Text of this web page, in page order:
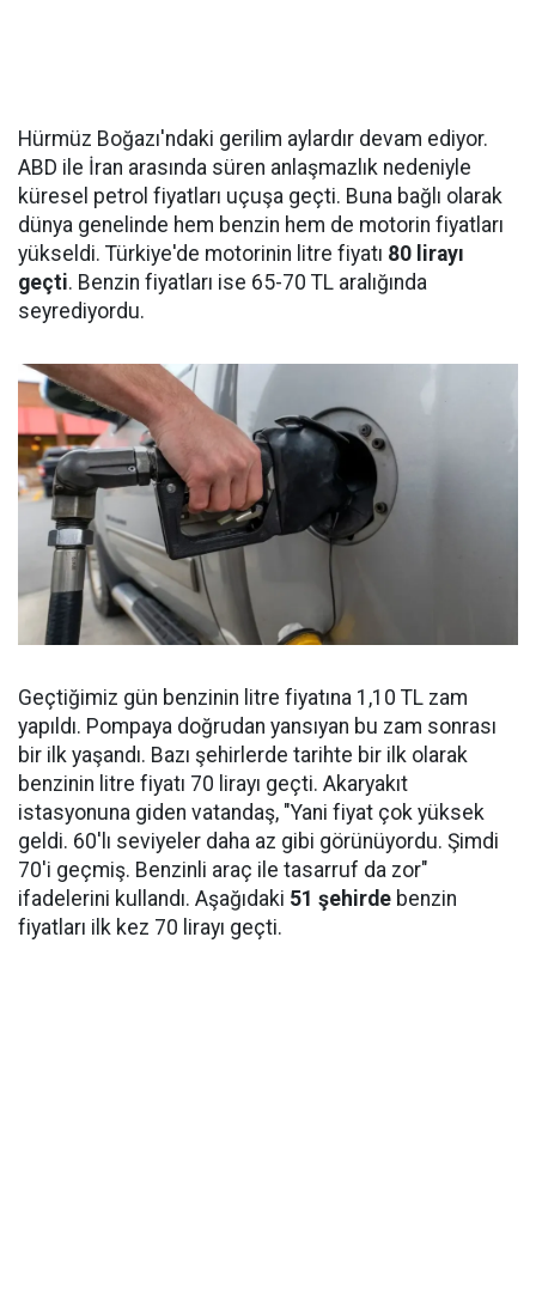
Hürmüz Boğazı'ndaki gerilim aylardır devam ediyor.
ABD ile İran arasında süren anlaşmazlık nedeniyle
küresel petrol fiyatları uçuşa geçti. Buna bağlı olarak
dünya genelinde hem benzin hem de motorin fiyatları
yükseldi. Türkiye'de motorinin litre fiyatı 80 lirayı
geçti. Benzin fiyatları ise 65-70 TL aralığında
seyrediyordu.
Geçtiğimiz gün benzinin litre fiyatına 1,10 TL zam
yapıldı. Pompaya doğrudan yansıyan bu zam sonrası
bir ilk yaşandı. Bazı şehirlerde tarihte bir ilk olarak
benzinin litre fiyatı 70 lirayı geçti. Akaryakıt
istasyonuna giden vatandaş, "Yani fiyat çok yüksek
geldi. 60'lı seviyeler daha az gibi görünüyordu. Şimdi
70'i geçmiş. Benzinli araç ile tasarruf da zor"
ifadelerini kullandı. Aşağıdaki 51 şehirde benzin
fiyatları ilk kez 70 lirayı geçti.